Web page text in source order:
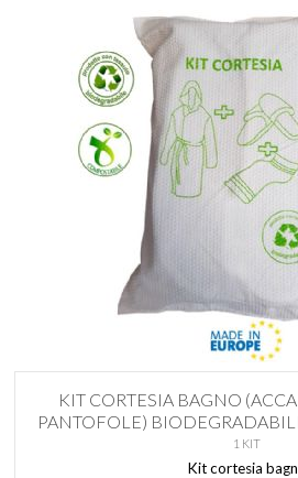
KIT CORTESIA BAGNO
PANTOFOLE)
1 KIT
Kit cortesia